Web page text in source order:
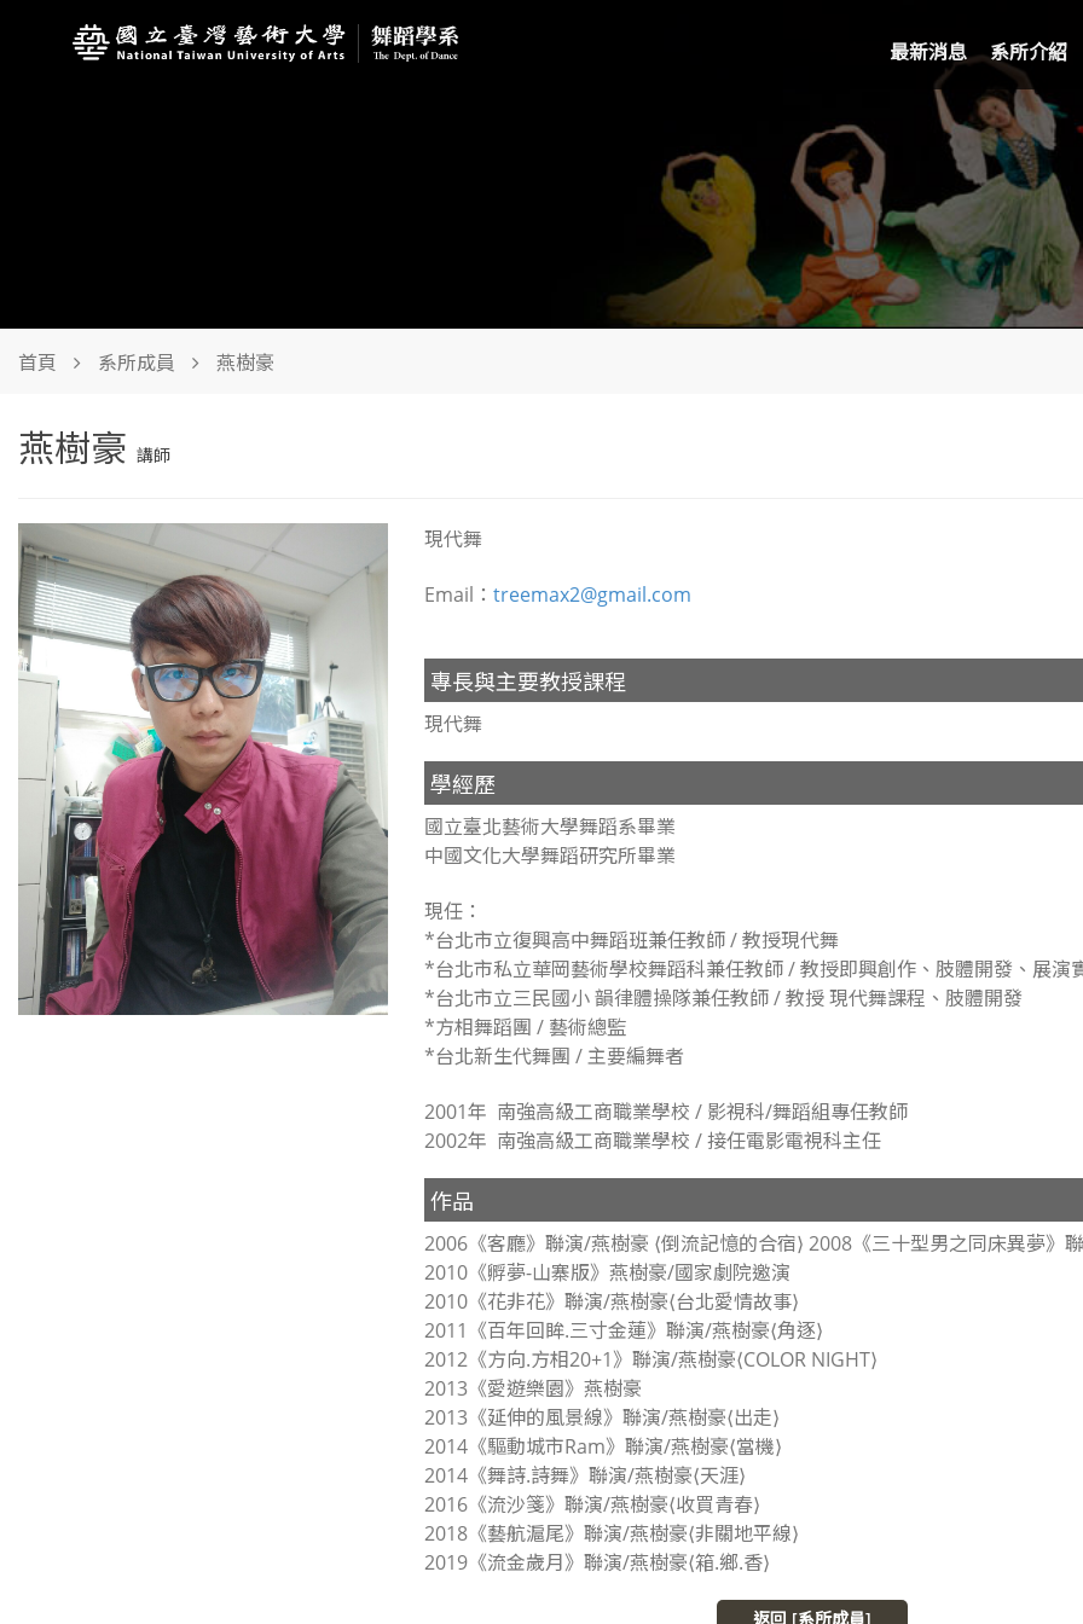
最新消息 系所介紹
首頁 系所成員 燕樹豪
燕樹豪 講師
現代舞
Email： treemax2@gmail.com
專長與主要教授課程
現代舞
學經歷
國立臺北藝術大學舞蹈系畢業
中國文化大學舞蹈研究所畢業
現任：
*台北市立復興高中舞蹈班兼任教師 / 教授現代舞
*台北市私立華岡藝術學校舞蹈科兼任教師 / 教授即興創作、肢體開發、展演
*台北市立三民國小 韻律體操隊兼任教師 / 教授 現代舞課程、肢體開發
*方相舞蹈團 / 藝術總監
*台北新生代舞團 / 主要編舞者
2001年 南強高級工商職業學校 / 影視科/舞蹈組專任教師
2002年 南強高級工商職業學校 / 接任電影電視科主任
作品
2006《客廳》聯演/燕樹豪 ⟨倒流記憶的合宿⟩ 2008《三十型男之同床異夢》
2010《孵夢-山寨版》燕樹豪/國家劇院邀演
2010《花非花》聯演/燕樹豪⟨台北愛情故事⟩
2011《百年回眸.三寸金蓮》聯演/燕樹豪⟨角逐⟩
2012《方向.方相20+1》聯演/燕樹豪⟨COLOR NIGHT⟩
2013《愛遊樂園》燕樹豪
2013《延伸的風景線》聯演/燕樹豪⟨出走⟩
2014《驅動城市Ram》聯演/燕樹豪⟨當機⟩
2014《舞詩.詩舞》聯演/燕樹豪⟨天涯⟩
2016《流沙箋》聯演/燕樹豪⟨收買青春⟩
2018《藝航滬尾》聯演/燕樹豪⟨非關地平線⟩
2019《流金歲月》聯演/燕樹豪⟨箱.鄉.香⟩
返回 [系所成員]